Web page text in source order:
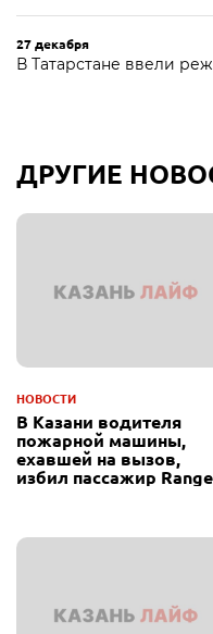
27 декабря
В Татарстане ввели
ДРУГИЕ
НОВОСТИ
В Казани водителя
пожарной машины,
ехавшей на вызов,
избил пассажир Range